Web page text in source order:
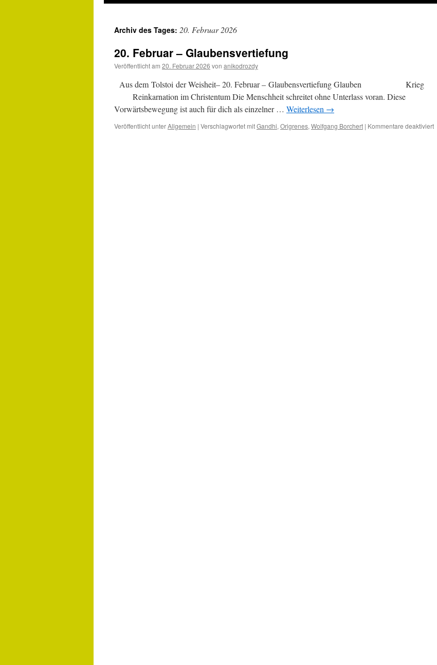
Archiv des Tages: 20. Februar 2026
20. Februar – Glaubensvertiefung
Veröffentlicht am 20. Februar 2026 von anikodrozdy
Aus dem Tolstoi der Weisheit– 20. Februar – Glaubensvertiefung Glauben Krieg
Reinkarnation im Christentum Die Menschheit schreitet ohne Unterlass voran. Diese
Vorwärtsbewegung ist auch für dich als einzelner … Weiterlesen →
Veröffentlicht unterAllgemein | Verschlagwortet mitGandhi, Origrenes, Wolfgang Borchert | Kommentare deaktiviertfür